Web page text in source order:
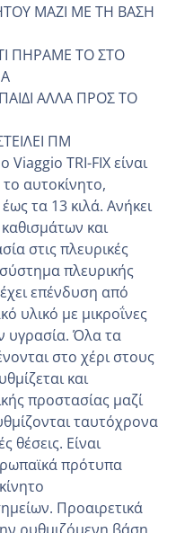
ΜΑΖΙ ΜΕ ΤΗ ΒΑΣΗ
ΠΗΡΑΜΕ ΤΟ ΣΤΟ
ΑΛΛΑ ΠΡΟΣ ΤΟ
ΠΜ
Viaggio TRI-FIX είναι
αυτοκίνητο,
τα 13 κιλά. Ανήκει
και
στις πλευρικές
πλευρικής
επένδυση από
υλικό με μικροΐνες
υγρασία. Όλα τα
στο χέρι στους
και
προστασίας μαζί
ταυτόχρονα
θέσεις. Είναι
πρότυπα
Προαιρετικά